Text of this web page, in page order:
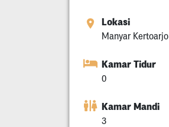
Lokasi
Manyar Kertoarjo
Kamar Tidur
0
Kamar Mandi
3